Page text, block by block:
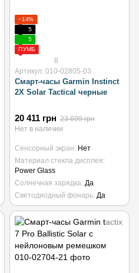
−14%
5
5
ПУМБ
8
Артикул: 010-02805-03
Смарт-часы Garmin Instinct
2X Solar Tactical черные
20 411 грн 23 699 грн
Нет в наличии
Сенсорный экран Нет
Материал стекла дисплея
Power Glass
Солнечная зарядка Да
Светодиодный фонарь Да